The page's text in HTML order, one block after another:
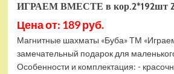
ИГРАЕМ ВМЕСТЕ в кор.2*192шт
Цена от: 189 руб.
Магнитные шахматы «Буба» ТМ
замечательный подарок для
Особенности и комплектация: -